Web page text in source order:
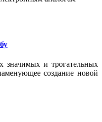
значимых и трогательных
создание новой